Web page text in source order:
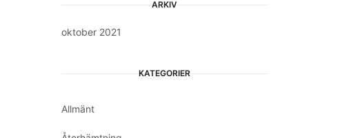
ARKIV
oktober 2021
KATEGORIER
Allmänt